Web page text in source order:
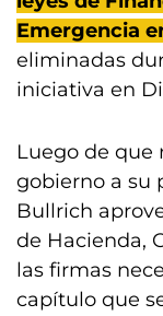
Emergencia
eliminadas
iniciativa en
Luego de que
gobierno a su
Bullrich
de Hacienda,
las firmas
capítulo que